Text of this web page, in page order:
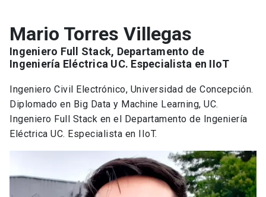
Mario Torres Villegas
Ingeniero Full Stack, Departamento de
Ingeniería Eléctrica UC. Especialista en IIoT
Ingeniero Civil Electrónico, Universidad de Concepción.
Diplomado en Big Data y Machine Learning, UC.
Ingeniero Full Stack en el Departamento de Ingeniería
Eléctrica UC. Especialista en IIoT.